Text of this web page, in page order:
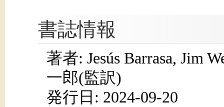
書誌情報
著者: Jesús Barrasa, Jim
一郎(監訳)
発行日: 2024-09-20